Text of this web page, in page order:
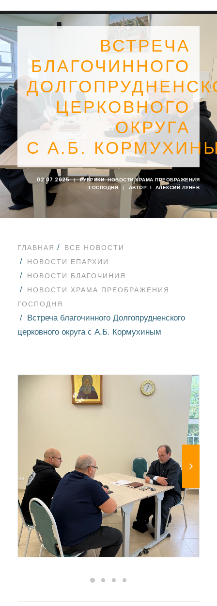
SEARCH
ВСТРЕЧА
БЛАГОЧИННОГО
ЦЕРКОВНОГО
ОКРУГА
С А.Б.
02.07.2025 | РУБРИКИ:НОВОСТИ ХРАМА ПРЕОБРАЖЕНИЯ
ГОСПОДНЯ
| АВТОР: I. АЛЕКСИЙ ЛУНЁВ
ГЛАВНАЯ
ВСЕ НОВОСТИ
НОВОСТИ ЕПАРХИИ
НОВОСТИ БЛАГОЧИНИЯ
НОВОСТИ ХРАМА ПРЕОБРАЖЕНИЯ
ГОСПОДНЯ
Встреча благочинного Долгопрудненского
церковного округа с А.Б. Кормухиным